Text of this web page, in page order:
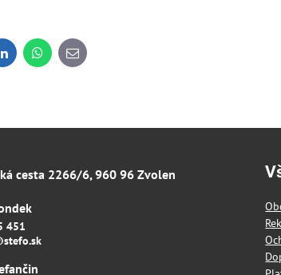
LinkedInWhatsApp
E-
mail
cesta 2266/6, 960 96 Zvolen
451